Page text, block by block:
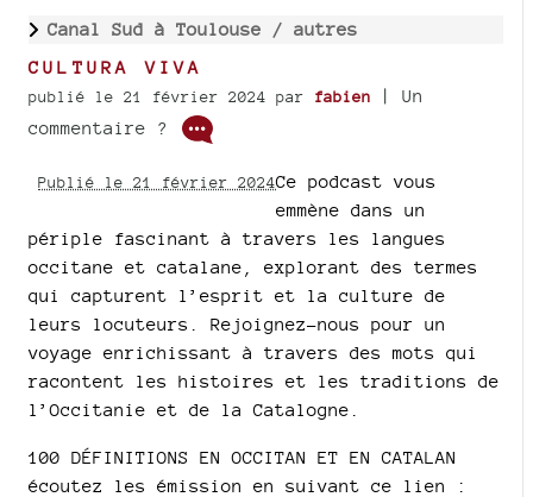
Canal Sud à Toulouse / autres
CULTURA VIVA
publié le 21 février 2024 par fabien
| Un
commentaire ?
Publié le 21 février 2024Ce podcast vous
emmène dans un
périple fascinant à travers les langues
occitane et catalane, explorant des termes
qui capturent l’esprit et la culture de
leurs locuteurs. Rejoignez-nous pour un
voyage enrichissant à travers des mots qui
racontent les histoires et les traditions de
l’Occitanie et de la Catalogne.
100 DÉFINITIONS EN OCCITAN ET EN CATALAN
écoutez les émission en suivant ce lien :